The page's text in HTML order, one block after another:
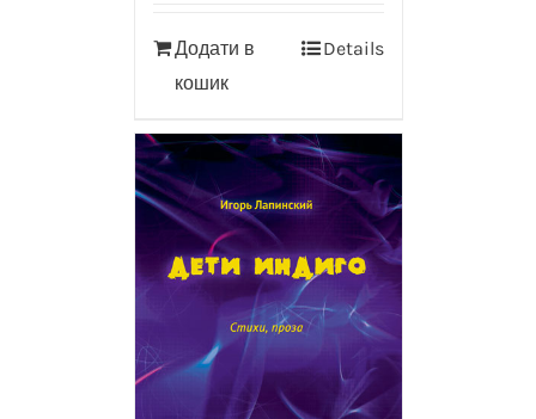
Додати в
кошик
Details